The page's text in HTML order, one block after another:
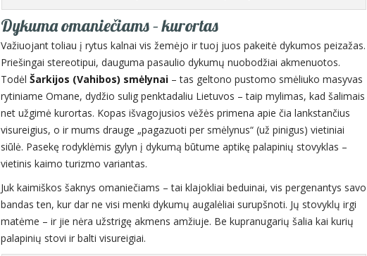
Dykuma omaniečiams – kurortas
Važiuojant toliau į rytus kalnai vis žemėjo ir tuoj juos pakeitė dykumos peizažas.
Priešingai stereotipui, dauguma pasaulio dykumų nuobodžiai akmenuotos.
Todėl Šarkijos (Vahibos) smėlynai – tas geltono pustomo smėliuko masyvas
rytiniame Omane, dydžio sulig penktadaliu Lietuvos – taip mylimas, kad šalimais
net užgimė kurortas. Kopas išvagojusios vėžės primena apie čia lankstančius
visureigius, o ir mums drauge „pagazuoti per smėlynus“ (už pinigus) vietiniai
siūlė. Pasekę rodyklėmis gylyn į dykumą būtume aptikę palapinių stovyklas –
vietinis kaimo turizmo variantas.
Juk kaimiškos šaknys omaniečiams – tai klajokliai beduinai, vis pergenantys savo
bandas ten, kur dar ne visi menki dykumų augalėliai surupšnoti. Jų stovyklų irgi
matėme – ir jie nėra užstrigę akmens amžiuje. Be kupranugarių šalia kai kurių
palapinių stovi ir balti visureigiai.